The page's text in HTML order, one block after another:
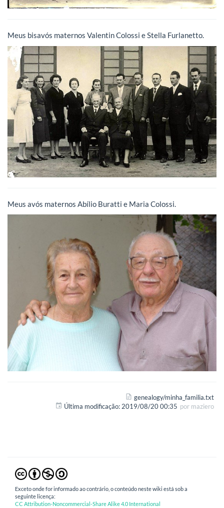
Meus bisavós maternos Valentin Colossi e Stella Furlanetto.
Meus avós maternos Abílio Buratti e Maria Colossi.
genealogy/minha_familia.txt
Última modificação:2019/08/20 00:35 por maziero
Exceto onde for informado ao contrário, o conteúdo neste wiki está sob a
seguinte licença:
CC Attribution-Noncommercial-Share Alike 4.0 International